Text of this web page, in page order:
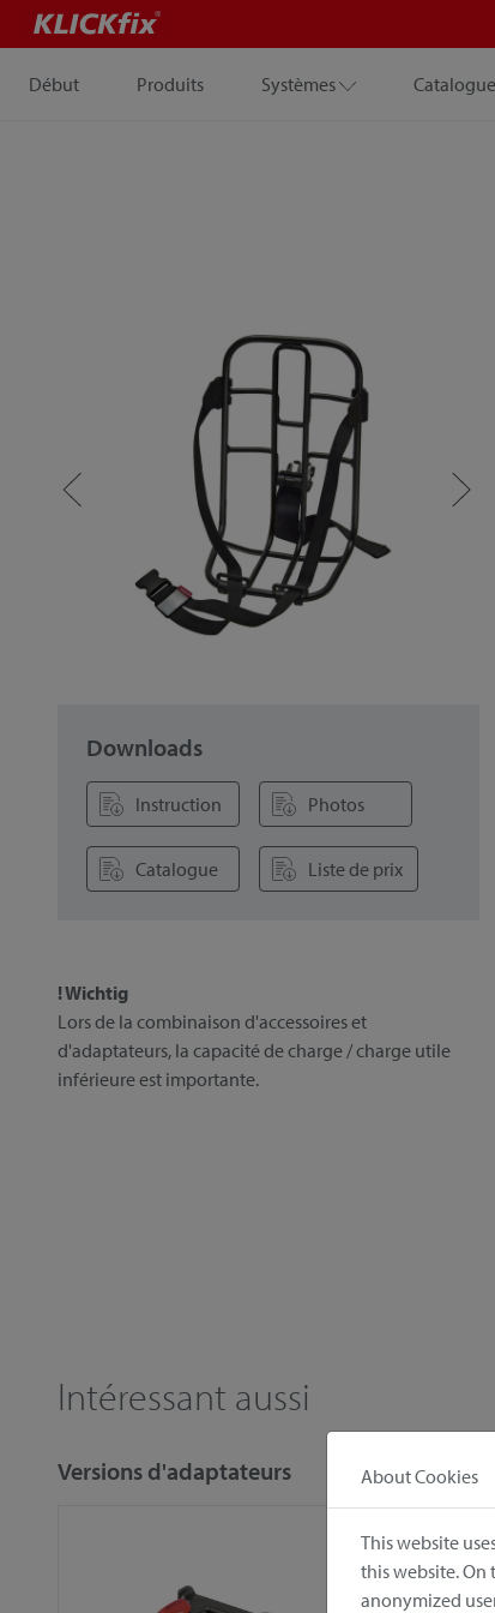
Début Produits Systèmes
Downloads
Instruction Photos
Catalogue Liste de prix
! Wichtig
Lors de la combinaison d'accessoires et
d'adaptateurs, la capacité de charge / charge utile
inférieure est importante.
Intéressant aussi
Versions d'adaptateurs About Cookies
This website
this website.
anonymized